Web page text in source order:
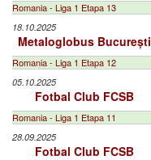
Romania - Liga 1 Etapa 13
18.10.2025
Metaloglobus București
Romania - Liga 1 Etapa 12
05.10.2025
Fotbal Club FCSB
Romania - Liga 1 Etapa 11
28.09.2025
Fotbal Club FCSB